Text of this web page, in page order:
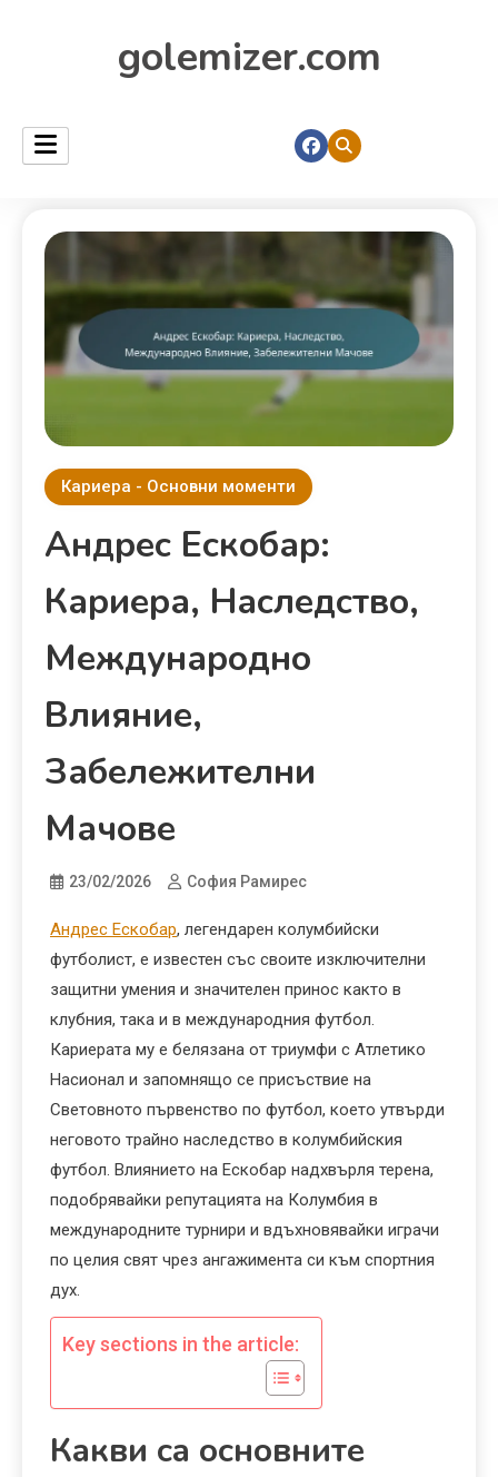
golemizer.com
Кариера - Основни моменти
Андрес Ескобар:
Кариера, Наследство,
Международно
Влияние,
Забележителни
Мачове
23/02/2026 София Рамирес
Андрес Ескобар, легендарен колумбийски
футболист, е известен със своите изключителни
защитни умения и значителен принос както в
клубния, така и в международния футбол.
Кариерата му е белязана от триумфи с Атлетико
Насионал и запомнящо се присъствие на
Световното първенство по футбол, което утвърди
неговото трайно наследство в колумбийския
футбол. Влиянието на Ескобар надхвърля терена,
подобрявайки репутацията на Колумбия в
международните турнири и вдъхновявайки играчи
по целия свят чрез ангажимента си към спортния
дух.
Key sections in the article:
Какви са основните